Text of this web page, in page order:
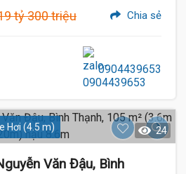
tỷ 300 triệu Chia sẻ
0904439653
Hơi (4.5 m) 24
Văn Đậu, Bình